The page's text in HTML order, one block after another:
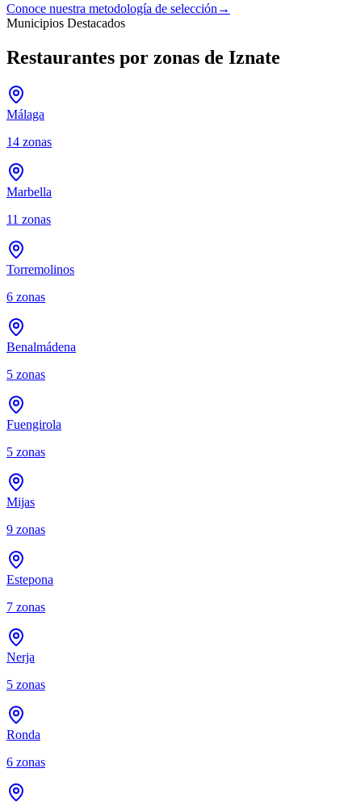
Conoce nuestra metodología de selección →
Municipios Destacados
Restaurantes por zonas de Iznate
Málaga
14 zonas
Marbella
11 zonas
Torremolinos
6 zonas
Benalmádena
5 zonas
Fuengirola
5 zonas
Mijas
9 zonas
Estepona
7 zonas
Nerja
5 zonas
Ronda
6 zonas